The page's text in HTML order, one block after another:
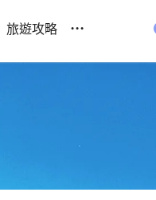
旅遊攻略 ...